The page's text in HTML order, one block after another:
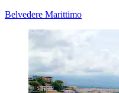
Belvedere Marittimo